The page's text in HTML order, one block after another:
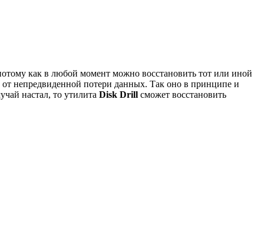
как в любой момент можно восстановить тот или иной
от непредвиденной потери данных. Так оно в принципе и
настал, то утилита Disk Drill сможет восстановить